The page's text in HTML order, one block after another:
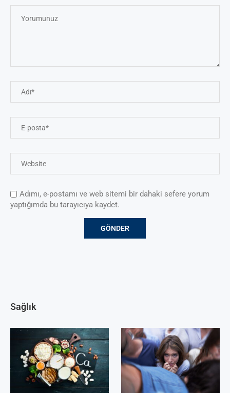
Adımı, e-postamı ve web sitemi bir dahaki sefere yorum
yaptığımda bu tarayıcıya kaydet.
Sağlık